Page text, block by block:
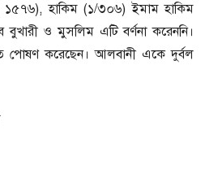
১৫৭৬), হাকিম (১/৩০৬) ইমাম হাকিম
বুখারী ও মুসলিম এটি বর্ণনা করেননি।
পোষণ করেছেন। আলবানী একে দুর্বল